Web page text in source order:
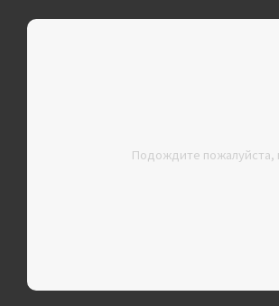
Подождите пожалуйста,